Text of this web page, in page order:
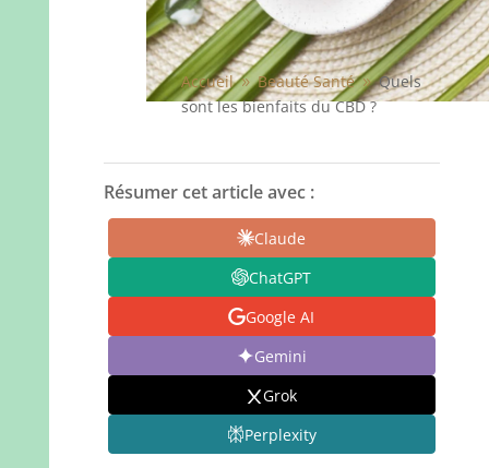
Accueil 9 Beauté Santé 9 Quels
sont les bienfaits du CBD ?
Résumer cet article avec :
Claude
ChatGPT
Google AI
Gemini
Grok
Perplexity